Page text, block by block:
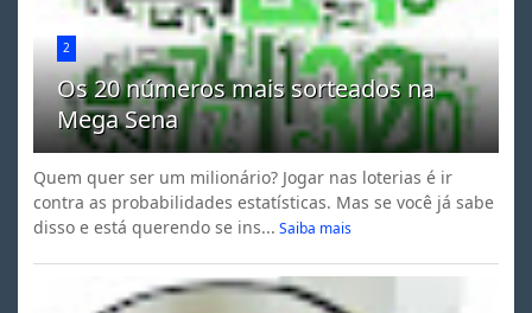
2
Os 20 números mais sorteados na
Mega Sena
Quem quer ser um milionário? Jogar nas loterias é ir
contra as probabilidades estatísticas. Mas se você já sabe
disso e está querendo se ins... Saiba mais